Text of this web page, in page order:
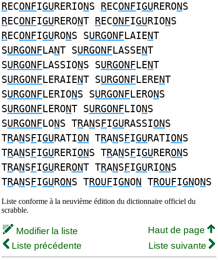
RECONFIGURERIONS RECONFIGURERONS
RECONFIGURERONT RECONFIGURIONS
RECONFIGURONS SURGONFLAIENT
SURGONFLANT SURGONFLASSENT
SURGONFLASSIONS SURGONFLENT
SURGONFLERAIENT SURGONFLERENT
SURGONFLERIONS SURGONFLERONS
SURGONFLERONT SURGONFLIONS
SURGONFLONS TRANSFIGURASSIONS
TRANSFIGURATION TRANSFIGURATIONS
TRANSFIGURERIONS TRANSFIGURERONS
TRANSFIGURERONT TRANSFIGURIONS
TRANSFIGURONS TROUFIGNON TROUFIGNONS
Liste conforme à la neuvième édition du dictionnaire officiel du
scrabble.
Modifier la liste
Haut de page
Liste précédente
Liste suivante